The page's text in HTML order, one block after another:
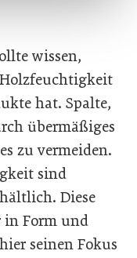
wissen,
hat. Spalte,
übermäßiges
zu vermeiden.
sind
Diese
Form und
seinen Fokus